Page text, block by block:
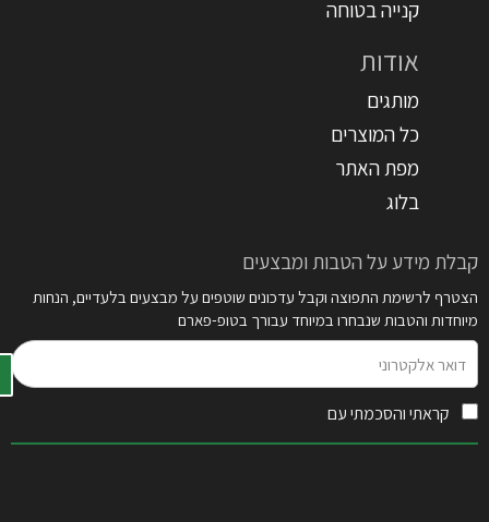
קנייה בטוחה
אודות
מותגים
כל המוצרים
מפת האתר
בלוג
קבלת מידע על הטבות ומבצעים
הצטרף לרשימת התפוצה וקבל עדכונים שוטפים על מבצעים בלעדיים, הנחות
מיוחדות והטבות שנבחרו במיוחד עבורך בטופ-פארם
אלקטרוני
קראתי והסכמתי עם